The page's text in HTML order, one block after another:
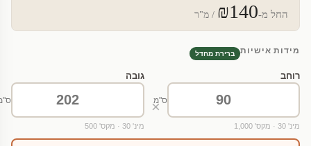
החל מ-₪140 / מ"ר
מידות אישיות ברירת מחדל
רוחב
ס"מ
מינ' 30 · מקס' 1,000
×
גובה
מינ' 30 · מקס' 500